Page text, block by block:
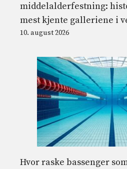
middelalderfestning:
mest kjente galleriene i
10. august 2026
Hvor raske bassenger